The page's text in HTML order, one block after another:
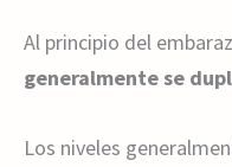
Al principio del
generalmente se
Los niveles